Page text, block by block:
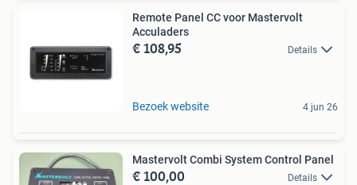
Remote Panel CC voor Mastervolt
Acculaders
€ 108,95 Details
Bezoek website 4 jun 26
Mastervolt Combi System Control Panel
€ 100,00 Details